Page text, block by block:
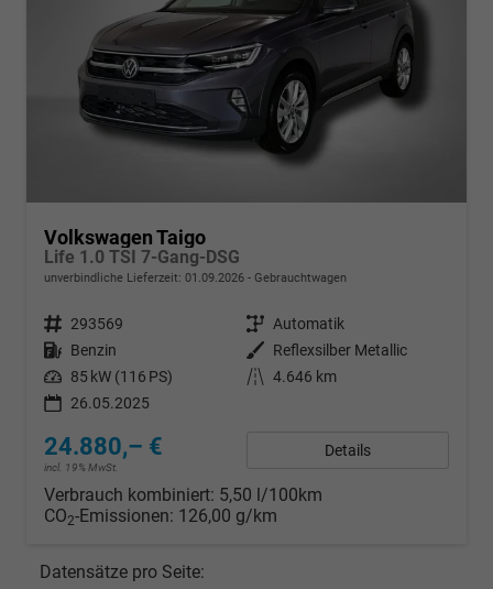
Volkswagen Taigo
Life 1.0 TSI 7-Gang-DSG
unverbindliche Lieferzeit: 01.09.2026 Gebrauchtwagen
Fahrzeugnr. 293569 Getriebe Automatik
Kraftstoff Benzin Außenfarbe
Reflexsilber Metallic
Leistung 85 kW (116 PS) Kilometerstand 4.646 km
26.05.2025
24.880,– €
incl. 19% MwSt.
Details
Verbrauch kombiniert: 5,50 l/100km
CO2-Emissionen: 126,00 g/km
Datensätze pro Seite: